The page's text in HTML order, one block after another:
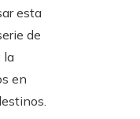
esta
de
la
en